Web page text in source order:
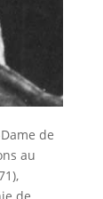
de
au
de